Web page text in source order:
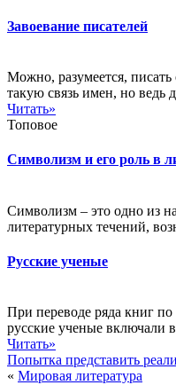
Завоевание писателей
Можно, разумеется,
такую связь имен, но ведь
Читать»
Топовое
Символизм и его роль в
Символизм – это одно из
литературных течений,
Русские ученые
При переводе ряда книг
русские ученые включали
Читать»
Попытка представить
« Мировая литература